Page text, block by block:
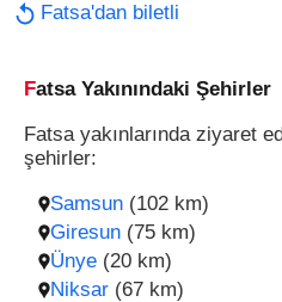
Fatsa'dan biletli
Fatsa Yakınındaki Şehirler
Fatsa yakınlarında ziyaret
şehirler:
Samsun (102 km)
Giresun (75 km)
Ünye (20 km)
Niksar (67 km)